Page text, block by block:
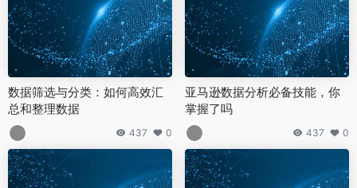
数据筛选与分类：如何高效汇
总和整理数据
437 0
亚马逊数据分析必备技能，你
掌握了吗
437 0